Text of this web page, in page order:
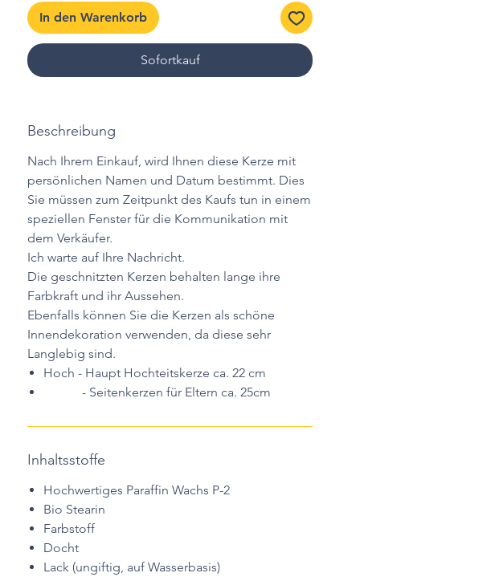
In den Warenkorb
Sofortkauf
Beschreibung
Nach Ihrem Einkauf, wird Ihnen diese Kerze mit
persönlichen Namen und Datum bestimmt. Dies
Sie müssen zum Zeitpunkt des Kaufs tun in einem
speziellen Fenster für die Kommunikation mit
dem Verkäufer.
Ich warte auf Ihre Nachricht.
Die geschnitzten Kerzen behalten lange ihre
Farbkraft und ihr Aussehen.
Ebenfalls können Sie die Kerzen als schöne
Innendekoration verwenden, da diese sehr
Langlebig sind.
Hoch - Haupt Hochteitskerze ca. 22 cm
- Seitenkerzen für Eltern ca. 25cm
Inhaltsstoffe
Hochwertiges Paraffin Wachs P-2
Bio Stearin
Farbstoff
Docht
Lack (ungiftig, auf Wasserbasis)